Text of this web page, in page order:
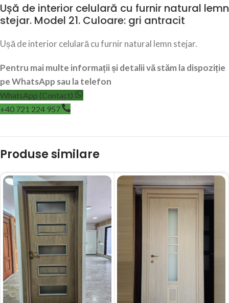
Ușă de interior celulară cu furnir natural lemn
stejar. Model 21. Culoare: gri antracit
Ușă de interior celulară cu furnir natural lemn stejar.
Pentru mai multe informații și detalii vă stăm la dispoziție
pe WhatsApp sau la telefon
WhatsApp (Contact)
+40 721 224 957
Produse similare